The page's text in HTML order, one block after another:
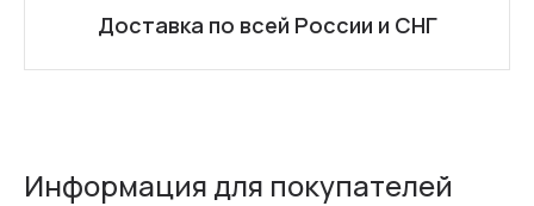
Доставка по всей России и СНГ
Информация для покупателей